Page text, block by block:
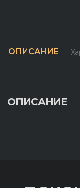
ОПИСАНИЕ
ОПИСАНИЕ